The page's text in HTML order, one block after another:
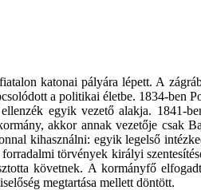
katonai pályára lépett. A
a politikai életbe. 1834-ben
egyik vezető alakja. 1841-
akkor annak vezetője csak
kihasználni: egyik legelső
törvények királyi
követnek. A kormányfő
megtartása mellett döntött.